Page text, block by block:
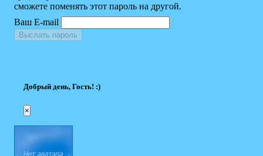
сможете поменять этот пароль на другой.
Ваш E-mail
Выслать пароль
Добрый день, Гость! :)
×